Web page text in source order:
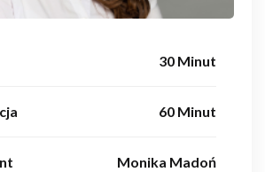
30 Minut
60 Minut
Monika Madoń